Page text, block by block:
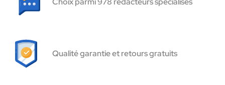
Qualité garantie et retours gratuits